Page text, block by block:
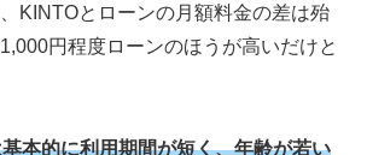
KINTOとローンの月額料金の差は殆
円程度ローンのほうが高いだけと
本的に利用期間が短く、年齢が若い